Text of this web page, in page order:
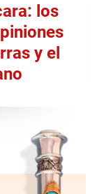
los
y el